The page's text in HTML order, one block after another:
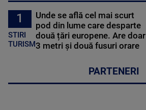
1
STIRI
TURISM
Unde se află cel mai scurt
pod din lume care desparte
două țări europene. Are doar
3 metri și două fusuri orare
PARTENERI